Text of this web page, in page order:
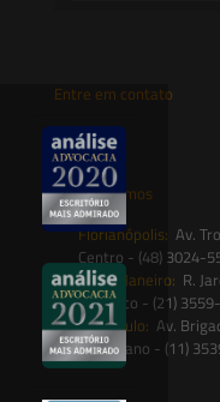
Entre em contato
Onde estamos
Florianópolis: Av.
Centro - (48) 3024-
Rio de Janeiro: R.
Botânico - (21)
São Paulo: Av.
Paulistano - (11)